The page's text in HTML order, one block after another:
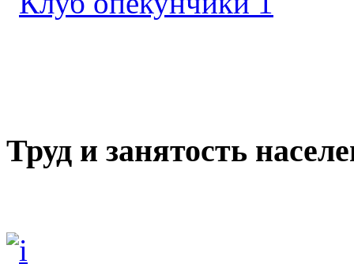
Труд и занятость